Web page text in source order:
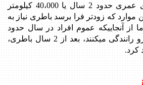
به طور متوسط باطری عمری حدود 2 سال یا 40،000 کیلومتر
موارد که زودتر فرا برسد باطری نیاز به
از آنجاییکه عموم افراد در سال حدود
20،000 کیلومتر با خودرو رانندگی میکنند، بعد از 2 سال باطری،
کرد.